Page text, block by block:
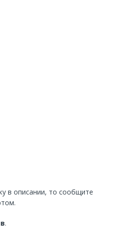
в описании, то сообщите
.